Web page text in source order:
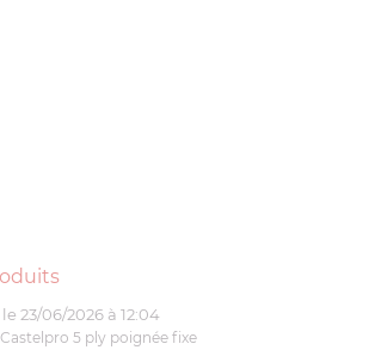
le 23/06/2026 à 12:04
5 ply poignée fixe